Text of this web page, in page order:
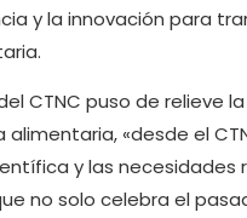
y la innovación para
CTNC puso de relieve
alimentaria, «desde el
y las necesidades
no solo celebra el